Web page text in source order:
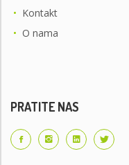
• Kontakt
• O nama
PRATITE NAS